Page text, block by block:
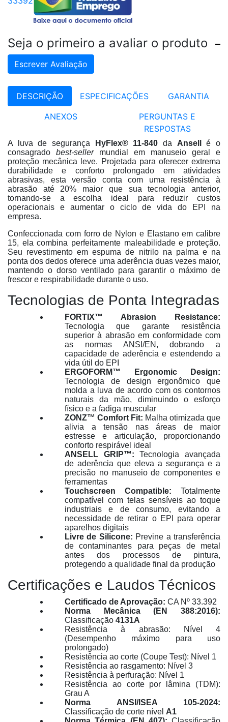
Seja o primeiro a avaliar o produto
Escrever Avaliação
DESCRIÇÃO ESPECIFICAÇÕES
GARANTIA
ANEXOS
PERGUNTAS E
RESPOSTAS
A luva de segurança HyFlex® 11-840 da Ansellé o
consagrado best-sellermundial em manuseio geral e
proteção mecânica leve. Projetada para oferecer extrema
durabilidade e conforto prolongado em atividades
abrasivas, esta versão conta com uma resistência à
abrasão até 20% maior que sua tecnologia anterior,
tornando-se a escolha ideal para reduzir custos
operacionais e aumentar o ciclo de vida do EPI na
empresa.
Confeccionada com forro de Nylon e Elastano em calibre
15, ela combina perfeitamente maleabilidade e proteção.
Seu revestimento em espuma de nitrilo na palma e na
ponta dos dedos oferece uma aderência duas vezes maior,
mantendo o dorso ventilado para garantir o máximo de
frescor e respirabilidade durante o uso.
Tecnologias de Ponta Integradas
FORTIX™ Abrasion Resistance:
Tecnologia que garante resistência
superior à abrasão em conformidade com
as normas ANSI/EN, dobrando a
capacidade de aderência e estendendo a
vida útil do EPI
ERGOFORM™ Ergonomic Design:
Tecnologia de design ergonômico que
molda a luva de acordo com os contornos
naturais da mão, diminuindo o esforço
físico e a fadiga muscular
ZONZ™ Comfort Fit: Malha otimizada que
alivia a tensão nas áreas de maior
estresse e articulação, proporcionando
conforto respirável ideal
ANSELL GRIP™:Tecnologia avançada
de aderência que eleva a segurança e a
precisão no manuseio de componentes e
ferramentas
Touchscreen Compatible: Totalmente
compatível com telas sensíveis ao toque
industriais e de consumo, evitando a
necessidade de retirar o EPI para operar
aparelhos digitais
Livre de Silicone: Previne a transferência
de contaminantes para peças de metal
antes dos processos de pintura,
protegendo a qualidade final da produção
Certificações e Laudos Técnicos
Certificado de Aprovação: CA Nº 33.392
Norma Mecânica (EN 388:2016):
Classificação 4131A
Resistência à abrasão: Nível 4
(Desempenho máximo para uso
prolongado)
Resistência ao corte (Coupe Test): Nível 1
Resistência ao rasgamento: Nível 3
Resistência à perfuração: Nível 1
Resistência ao corte por lâmina (TDM):
Grau A
Norma ANSI/ISEA 105-2024:
Classificação de corte nível A1